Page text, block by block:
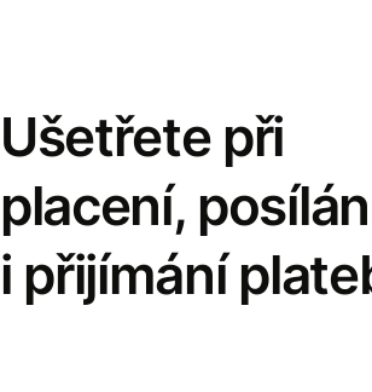
Ušetřete při
placení,
i přijímání